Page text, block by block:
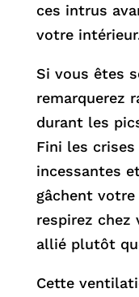
ces intrus
votre
Si vous êtes
remarquerez
durant les
Fini les crises
incessantes
gâchent votre
respirez chez
allié plutôt
Cette